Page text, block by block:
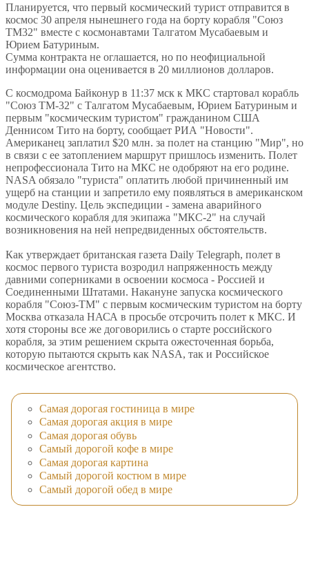
Планируется, что первый космический турист отправится в
космос 30 апреля нынешнего года на борту корабля "Союз
ТМ32" вместе с космонавтами Талгатом Мусабаевым и
Юрием Батуриным.
Сумма контракта не оглашается, но по неофициальной
информации она оценивается в 20 миллионов долларов.
С космодрома Байконур в 11:37 мск к МКС стартовал корабль
"Союз ТМ-32" с Талгатом Мусабаевым, Юрием Батуриным и
первым "космическим туристом" гражданином США
Деннисом Тито на борту, сообщает РИА "Новости".
Американец заплатил $20 млн. за полет на станцию "Мир", но
в связи с ее затоплением маршрут пришлось изменить. Полет
непрофессионала Тито на МКС не одобряют на его родине.
NASA обязало "туриста" оплатить любой причиненный им
ущерб на станции и запретило ему появляться в американском
модуле Destiny. Цель экспедиции - замена аварийного
космического корабля для экипажа "МКС-2" на случай
возникновения на ней непредвиденных обстоятельств.
Как утверждает британская газета Daily Telegraph, полет в
космос первого туриста возродил напряженность между
давними соперниками в освоении космоса - Россией и
Соединенными Штатами. Накануне запуска космического
корабля "Союз-ТМ" с первым космическим туристом на борту
Москва отказала НАСА в просьбе отсрочить полет к МКС. И
хотя стороны все же договорились о старте российского
корабля, за этим решением скрыта ожесточенная борьба,
которую пытаются скрыть как NASA, так и Российское
космическое агентство.
Самая дорогая гостиница в мире
Самая дорогая акция в мире
Самая дорогая обувь
Самый дорогой кофе в мире
Самая дорогая картина
Самый дорогой костюм в мире
Самый дорогой обед в мире